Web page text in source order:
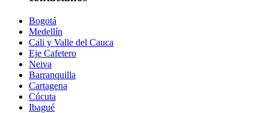
Bogotá
Medellín
Cali y Valle del Cauca
Eje Cafetero
Neiva
Barranquilla
Cartagena
Cúcuta
Ibagué